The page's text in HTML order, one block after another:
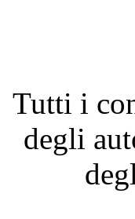
Tutti i
degli